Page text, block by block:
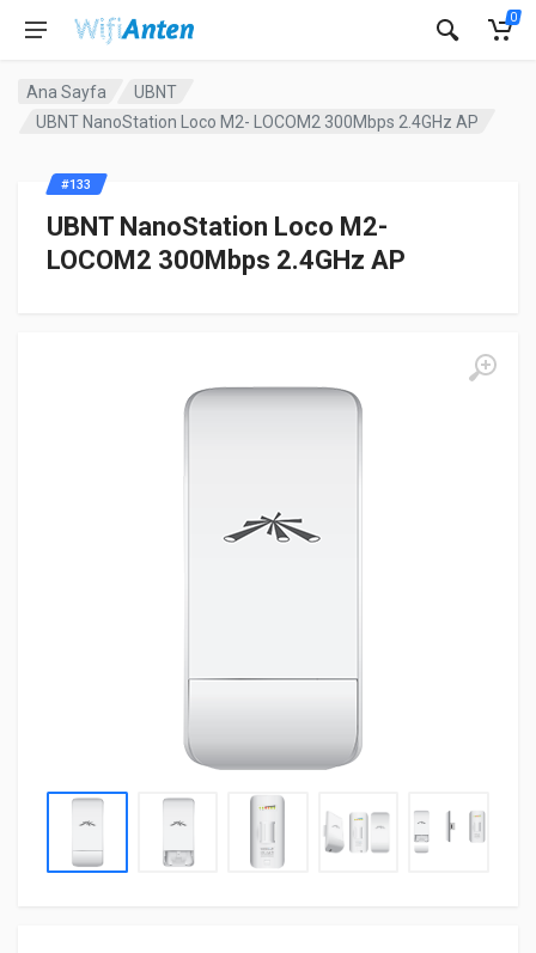
0
Ana Sayfa
UBNT
UBNT NanoStation Loco M2- LOCOM2 300Mbps 2.4GHz AP
UBNT NanoStation Loco M2-
LOCOM2 300Mbps 2.4GHz AP
#133